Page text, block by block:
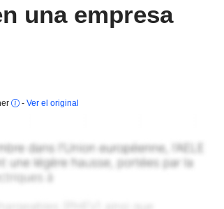
una empresa
- Ver el original